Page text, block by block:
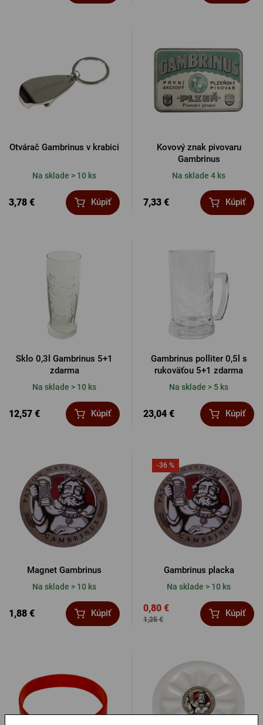
Otvárač Gambrinus v krabici
Na sklade > 10 ks
3,78 € Kúpiť
Kovový znak pivovaru
Gambrinus
Na sklade 4 ks
7,33 € Kúpiť
Sklo 0,3l Gambrinus 5+1
zdarma
Na sklade > 10 ks
12,57 € Kúpiť
Gambrinus polliter 0,5l s
rukoväťou 5+1 zdarma
Na sklade > 5 ks
23,04 € Kúpiť
Magnet Gambrinus
Na sklade > 10 ks
1,88 € Kúpiť
-36 %
Gambrinus placka
Na sklade > 10 ks
1,25 €
0,80 € Kúpiť